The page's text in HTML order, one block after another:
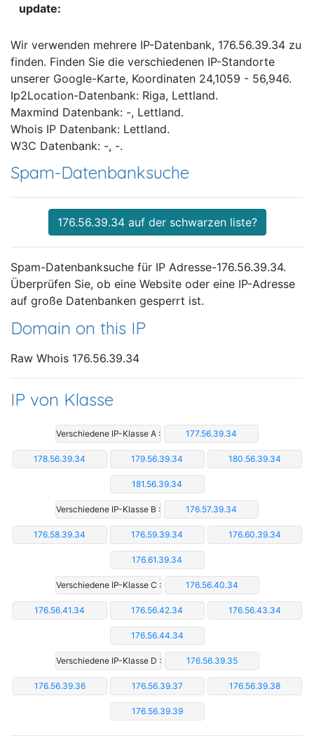
Wir verwenden mehrere IP-Datenbank, 176.56.39.34 zu
finden. Finden Sie die verschiedenen IP-Standorte
unserer Google-Karte, Koordinaten 24,1059 - 56,946.
Ip2Location-Datenbank: Riga, Lettland.
Maxmind Datenbank: -, Lettland.
Whois IP Datenbank: Lettland.
W3C Datenbank: -, -.
Spam-Datenbanksuche
176.56.39.34 auf der schwarzen liste?
Spam-Datenbanksuche für IP Adresse-176.56.39.34.
Überprüfen Sie, ob eine Website oder eine IP-Adresse
auf große Datenbanken gesperrt ist.
Domain on this IP
Raw Whois 176.56.39.34
IP von Klasse
Verschiedene IP-Klasse A : 177.56.39.34
178.56.39.34 179.56.39.34 180.56.39.34
181.56.39.34
Verschiedene IP-Klasse B : 176.57.39.34
176.58.39.34 176.59.39.34 176.60.39.34
176.61.39.34
Verschiedene IP-Klasse C : 176.56.40.34
176.56.41.34 176.56.42.34 176.56.43.34
176.56.44.34
Verschiedene IP-Klasse D : 176.56.39.35
176.56.39.36 176.56.39.37 176.56.39.38
176.56.39.39